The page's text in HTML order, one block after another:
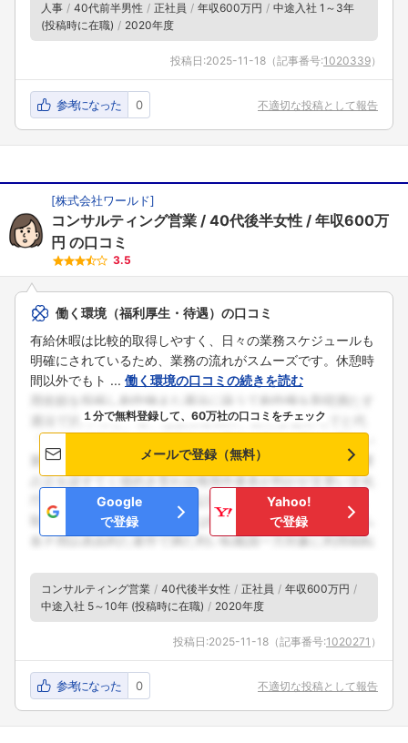
人事 40代前半男性 正社員 年収600万円
中途入社 1～3年
(投稿時に在職)
2020年度
投稿日:2025-11-18 （記事番号:1020339）
参考になった 0 不適切な投稿として報告
[株式会社ワールド]
コンサルティング営業 40代後半女性
年収600万
円 の口コミ
3.5
働く環境（福利厚生・待遇）の口コミ
有給休暇は比較的取得しやすく、日々の業務スケジュールも
明確にされているため、業務の流れがスムーズです。休憩時
間以外でもト ... 働く環境の口コミの続きを読む
１分で無料登録して、60万社の口コミをチェック
メールで登録（無料）
Google
で登録
Yahoo!
で登録
コンサルティング営業 40代後半女性 正社員
年収600万円
中途入社 5～10年 (投稿時に在職)
2020年度
投稿日:2025-11-18 （記事番号:1020271 ）
参考になった 0 不適切な投稿として報告